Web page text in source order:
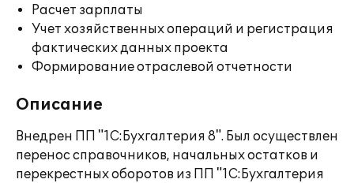
Расчет зарплаты
Учет хозяйственных операций и регистрация
фактических данных проекта
Формирование отраслевой отчетности
Описание
Внедрен ПП "1С:Бухгалтерия 8". Был осуществлен
перенос справочников, начальных остатков и
перекрестных оборотов из ПП "1С:Бухгалтерия